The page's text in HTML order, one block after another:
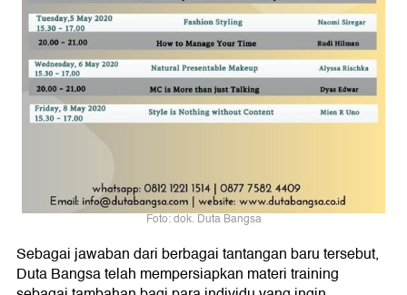
Foto: dok. Duta Bangsa
Sebagai jawaban dari berbagai tantangan baru tersebut,
Duta Bangsa telah mempersiapkan materi training